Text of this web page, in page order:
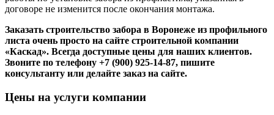
договоре не изменится после окончания монтажа.
Заказать строительство забора в Воронеже из профильного
листа очень просто на сайте строительной компании
«Каскад». Всегда доступные цены для наших клиентов.
Звоните по телефону +7 (900) 925-14-87, пишите
консультанту или делайте заказ на сайте.
Цены на услуги компании